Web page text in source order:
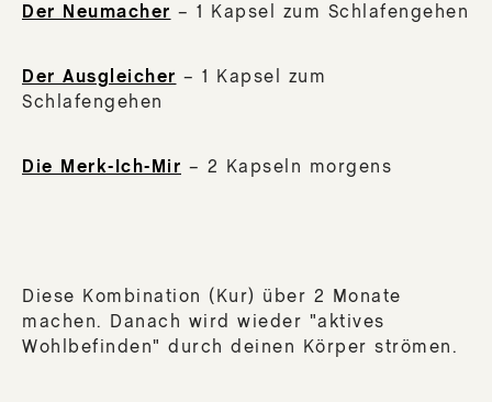
Der Neumacher – 1 Kapsel zum Schlafengehen
Der Ausgleicher – 1 Kapsel zum
Schlafengehen
Die Merk-Ich-Mir – 2 Kapseln morgens
Diese Kombination (Kur) über 2 Monate
machen. Danach wird wieder "aktives
Wohlbefinden" durch deinen Körper strömen.